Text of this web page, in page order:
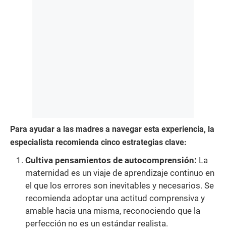
Para ayudar a las madres a navegar esta experiencia, la
especialista recomienda cinco estrategias clave:
Cultiva pensamientos de autocomprensión: La
maternidad es un viaje de aprendizaje continuo en
el que los errores son inevitables y necesarios. Se
recomienda adoptar una actitud comprensiva y
amable hacia una misma, reconociendo que la
perfección no es un estándar realista.